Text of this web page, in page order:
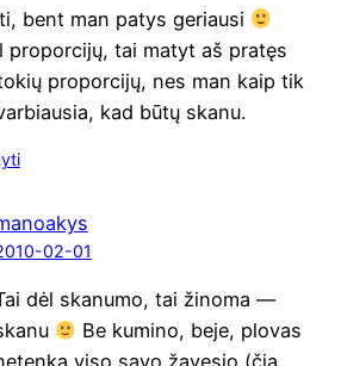
bent man patys geriausi
pro­por­ci­jų, tai matyt aš pra­tęs
pro­por­ci­jų, nes man kaip tik
kad būtų skanu.
02-01
dėl ska­nu­mo, tai žino­ma —
Be kumi­no, beje, plo­vas